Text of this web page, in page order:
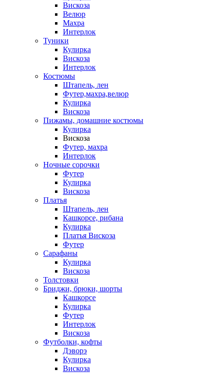
Вискоза
Велюр
Махра
Интерлок
Туники
Кулирка
Вискоза
Интерлок
Костюмы
Штапель, лен
Футер,махра,велюр
Кулирка
Вискоза
Пижамы, домашние костюмы
Кулирка
Вискоза
Футер, махра
Интерлок
Ночные сорочки
Футер
Кулирка
Вискоза
Платья
Штапель, лен
Кашкорсе, рибана
Кулирка
Платья Вискоза
Футер
Сарафаны
Кулирка
Вискоза
Толстовки
Бриджи, брюки, шорты
Кашкорсе
Кулирка
Футер
Интерлок
Вискоза
Футболки, кофты
Дэворэ
Кулирка
Вискоза